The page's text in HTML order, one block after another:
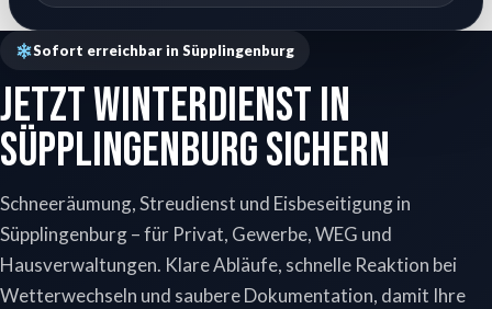
Sofort erreichbar in Süpplingenburg
Jetzt Winterdienst in
Süpplingenburg sichern
Schneeräumung, Streudienst und Eisbeseitigung in
Süpplingenburg – für Privat, Gewerbe, WEG und
Hausverwaltungen. Klare Abläufe, schnelle Reaktion bei
Wetterwechseln und saubere Dokumentation, damit Ihre